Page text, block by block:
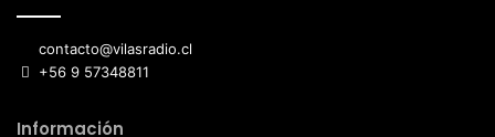
contacto@vilasradio.cl
+56 9 57348811
Información